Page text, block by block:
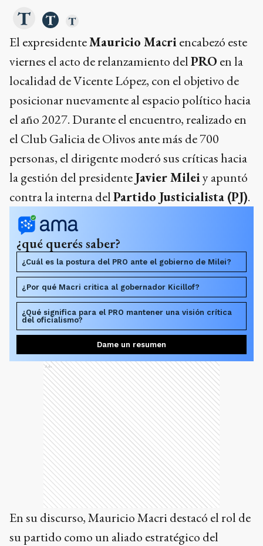
El expresidenteMauricio Macriencabezó este
viernes el acto de relanzamiento delPRO en la
localidad de Vicente López, con el objetivo de
posicionar nuevamente al espacio político hacia
el año 2027. Durante el encuentro, realizado en
el Club Galicia de Olivos ante más de 700
personas, el dirigente moderó sus críticas hacia
la gestión del presidenteJavier Mileiy apuntó
contra la interna delPartido Justicialista (PJ).
¿qué querés saber?
¿Cuál es la postura del PRO ante el gobierno de Milei?
¿Por qué Macri critica al gobernador Kicillof?
¿Qué significa para el PRO mantener una visión crítica
del oficialismo?
Dame un resumen
Ads
En su discurso, Mauricio Macri destacó el rol de
su partido como un aliado estratégico del